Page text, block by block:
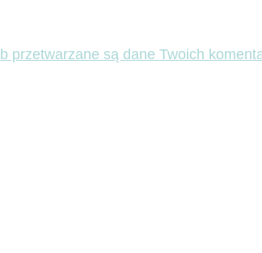
przetwarzane są dane Twoich